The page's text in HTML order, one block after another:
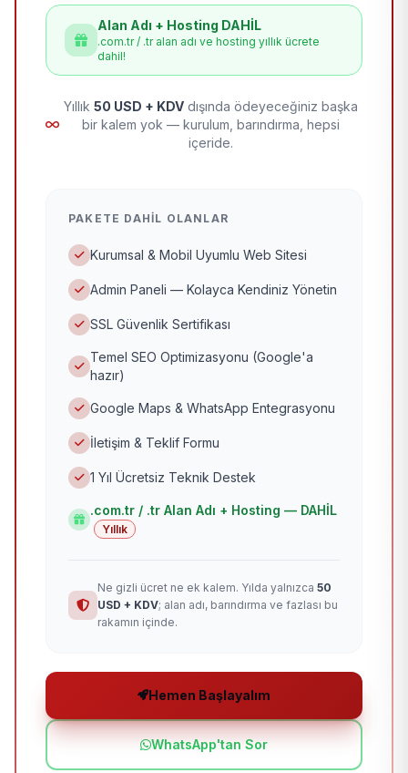
Alan Adı + Hosting DAHİL
.com.tr / .tr alan adı ve hosting yıllık ücrete
dahil!
Yıllık 50 USD + KDV dışında ödeyeceğiniz başka
bir kalem yok — kurulum, barındırma, hepsi
içeride.
PAKETE DAHIL OLANLAR
Kurumsal & Mobil Uyumlu Web Sitesi
Admin Paneli — Kolayca Kendiniz Yönetin
SSL Güvenlik Sertifikası
Temel SEO Optimizasyonu (Google'a
hazır)
Google Maps & WhatsApp Entegrasyonu
İletişim & Teklif Formu
1 Yıl Ücretsiz Teknik Destek
.com.tr / .tr Alan Adı + Hosting — DAHİL
Yıllık
Ne gizli ücret ne ek kalem. Yılda yalnızca 50
USD + KDV; alan adı, barındırma ve fazlası bu
rakamın içinde.
Hemen Başlayalım
WhatsApp'tan Sor